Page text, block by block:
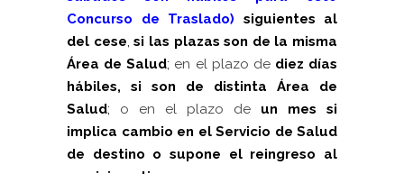
Concurso de Traslado)
siguientes al
del cese ,si las plazas son de la misma
Área de Salud; en el plazo de diez días
hábiles, si son de distinta Área de
Salud; o en el plazo de un mes si
implica cambio en el Servicio de Salud
de destino o supone el reingreso al